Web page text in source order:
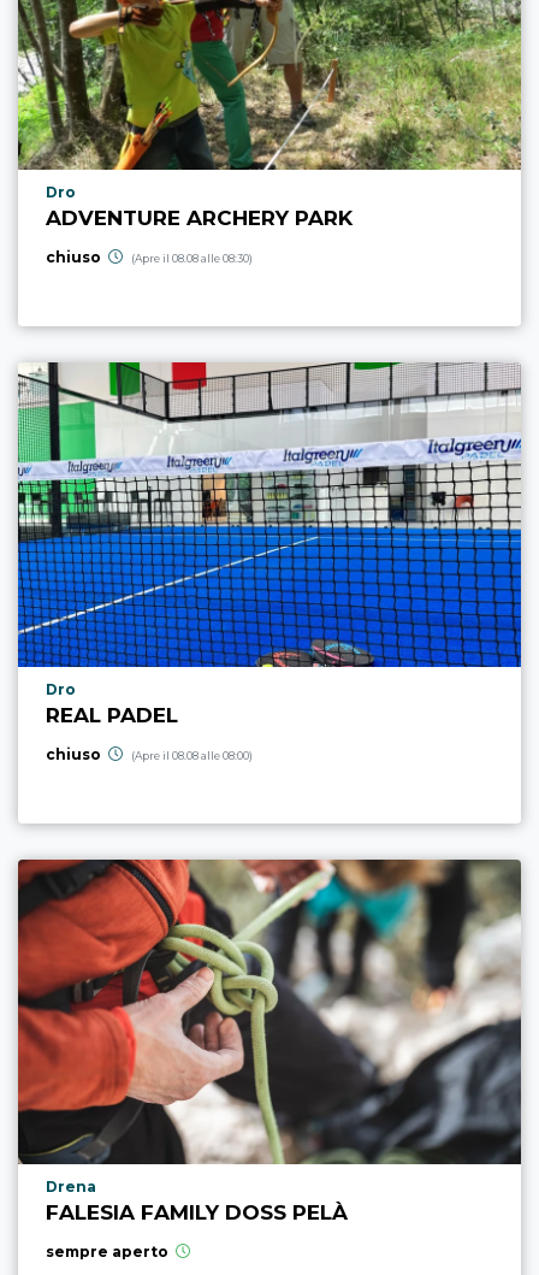
Località punto di interesse
Dro
ADVENTURE ARCHERY PARK
chiuso (Apre il 08.08 alle 08:30)
Località punto di interesse
Dro
REAL PADEL
chiuso (Apre il 08.08 alle 08:00)
Località punto di interesse
Drena
FALESIA FAMILY DOSS PELÀ
sempre aperto